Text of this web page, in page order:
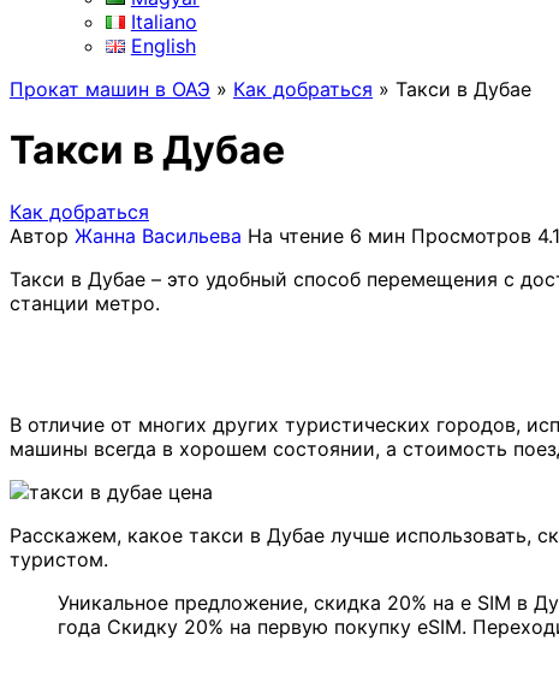
Italiano
English
Прокат машин в ОАЭ » Как добраться » Такси в Дубае
Такси в Дубае
Как добраться
Автор Жанна Васильева На чтение 6 мин Просмотров
Такси в Дубае – это удобный способ перемещения с
станции метро.
В отличие от многих других туристических городов,
машины всегда в хорошем состоянии, а стоимость
Расскажем, какое такси в Дубае лучше использовать,
туристом.
Уникальное предложение, скидка 20% на e SIM в
года Скидку 20% на первую покупку eSIM.